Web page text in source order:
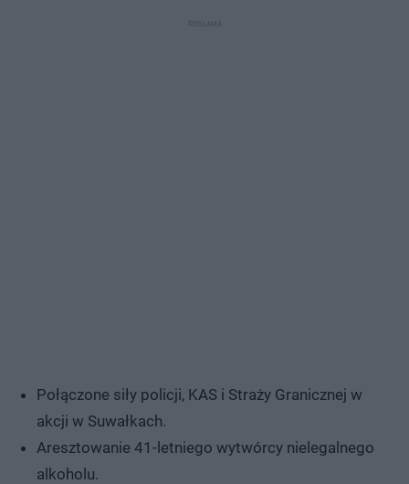
Połączone siły policji, KAS i Straży Granicznej w
akcji w Suwałkach.
Aresztowanie 41-letniego wytwórcy nielegalnego
alkoholu.